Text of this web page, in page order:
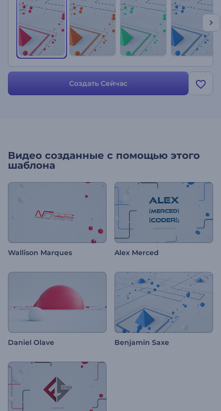
Создать Сейчас
Видео созданные с помощью этого
шаблона
Wallison Marques Alex Merced
Daniel Olave Benjamin Saxe